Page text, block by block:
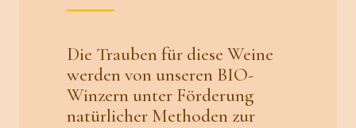
Die Trauben für diese Weine
werden von unseren BIO-
Winzern unter Förderung
natürlicher Methoden zur